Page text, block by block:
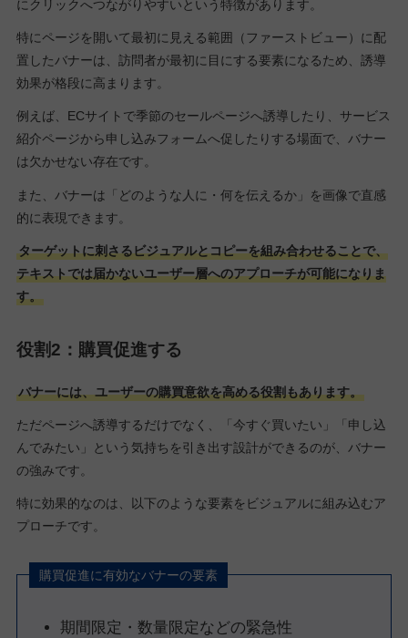
にクリックへつながりやすいという特徴があります。
特にページを開いて最初に見える範囲（ファーストビュー）に配
置したバナーは、訪問者が最初に目にする要素になるため、誘導
効果が格段に高まります。
例えば、ECサイトで季節のセールページへ誘導したり、サービス
紹介ページから申し込みフォームへ促したりする場面で、バナー
は欠かせない存在です。
また、バナーは「どのような人に・何を伝えるか」を画像で直感
的に表現できます。
ターゲットに刺さるビジュアルとコピーを組み合わせることで、
テキストでは届かないユーザー層へのアプローチが可能になりま
す。
役割2：購買促進する
バナーには、ユーザーの購買意欲を高める役割もあります。
ただページへ誘導するだけでなく、「今すぐ買いたい」「申し込
んでみたい」という気持ちを引き出す設計ができるのが、バナー
の強みです。
特に効果的なのは、以下のような要素をビジュアルに組み込むア
プローチです。
購買促進に有効なバナーの要素
期間限定・数量限定などの緊急性